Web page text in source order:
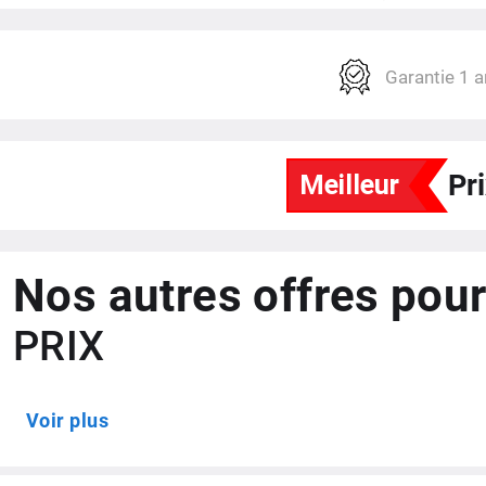
Fréquence
Stockage / Extensible
Puce GPS intégrée
Garantie 1
Nos autres offres
PRIX
Voir plus